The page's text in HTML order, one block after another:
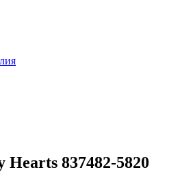
Hearts 837482-5820